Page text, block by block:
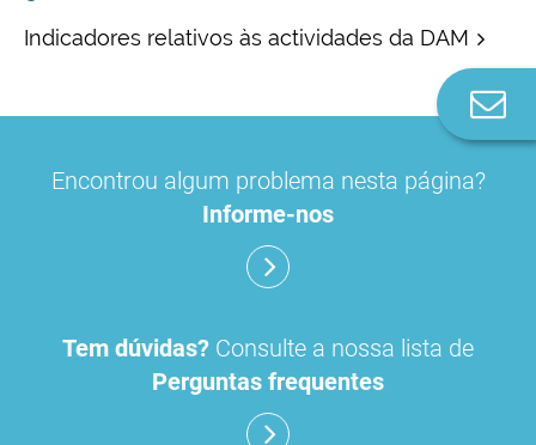
Indicadores relativos às actividades da DAM
Encontrou algum problema nesta página?
Informe-nos
Tem dúvidas? Consulte a nossa lista de
Perguntas frequentes